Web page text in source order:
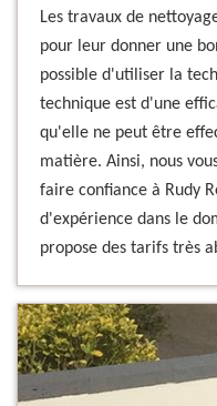
Les travaux de
pour leur donner une
possible d'utiliser la
technique est d'une
qu'elle ne peut être
matière. Ainsi, nous
faire confiance à Rudy
d'expérience dans le
propose des tarifs très